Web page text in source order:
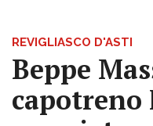
REVIGLIASCO D'ASTI
Beppe
capotreno